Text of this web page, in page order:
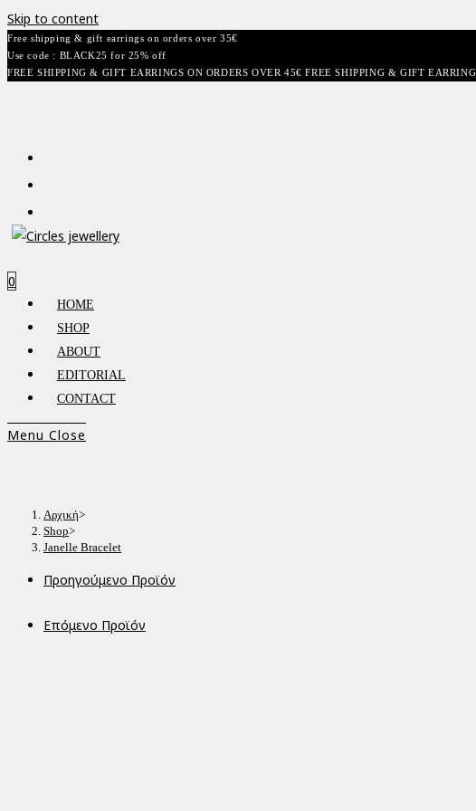
Skip to content
Free shipping & gift earrings on orders over 35€
Use code : BLACK25 for 25% off
FREE SHIPPING & GIFT EARRINGS ON ORDERS OVER 45€ FREE SHIPPING & GIFT
0
HOME
SHOP
ABOUT
EDITORIAL
CONTACT
Menu Close
Αρχική>
Shop>
Janelle Bracelet
Προηγούμενο Προϊόν
Επόμενο Προϊόν